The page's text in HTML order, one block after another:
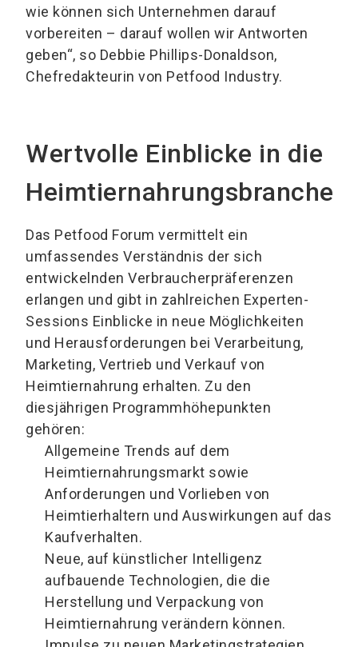
wie können sich Unternehmen darauf
vorbereiten – darauf wollen wir Antworten
geben“, so Debbie Phillips-Donaldson,
Chefredakteurin von Petfood Industry.
Wertvolle Einblicke in die
Heimtiernahrungsbranche
Das Petfood Forum vermittelt ein
umfassendes Verständnis der sich
entwickelnden Verbraucherpräferenzen
erlangen und gibt in zahlreichen Experten-
Sessions Einblicke in neue Möglichkeiten
und Herausforderungen bei Verarbeitung,
Marketing, Vertrieb und Verkauf von
Heimtiernahrung erhalten. Zu den
diesjährigen Programmhöhepunkten
gehören:
Allgemeine Trends auf dem
Heimtiernahrungsmarkt sowie
Anforderungen und Vorlieben von
Heimtierhaltern und Auswirkungen auf das
Kaufverhalten.
Neue, auf künstlicher Intelligenz
aufbauende Technologien, die die
Herstellung und Verpackung von
Heimtiernahrung verändern können.